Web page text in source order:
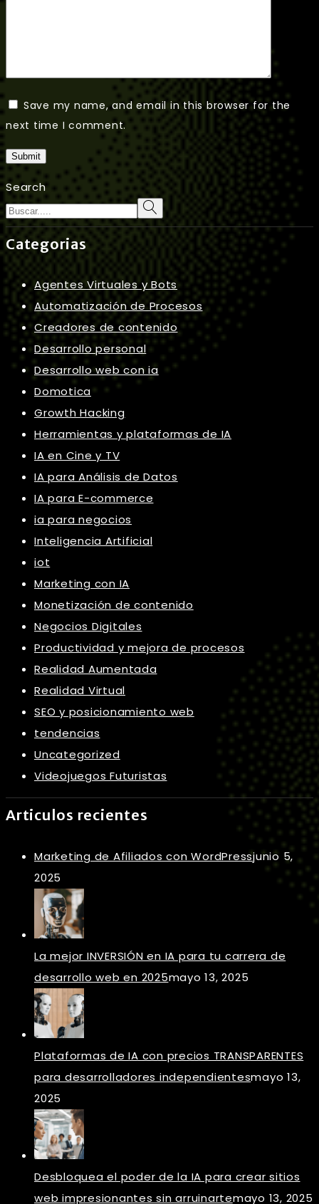
Save my name, and email in this browser for the
next time I comment.
Submit
Search
Categorias
Agentes Virtuales y Bots
Automatización de Procesos
Creadores de contenido
Desarrollo personal
Desarrollo web con ia
Domotica
Growth Hacking
Herramientas y plataformas de IA
IA en Cine y TV
IA para Análisis de Datos
IA para E-commerce
ia para negocios
Inteligencia Artificial
iot
Marketing con IA
Monetización de contenido
Negocios Digitales
Productividad y mejora de procesos
Realidad Aumentada
Realidad Virtual
SEO y posicionamiento web
tendencias
Uncategorized
Videojuegos Futuristas
Articulos recientes
Marketing de Afiliados con WordPressjunio 5,
2025
La mejor INVERSIÓN en IA para tu carrera de
desarrollo web en 2025mayo 13, 2025
Plataformas de IA con precios TRANSPARENTES
para desarrolladores independientesmayo 13,
2025
Desbloquea el poder de la IA para crear sitios
web impresionantes sin arruinartemayo 13, 2025